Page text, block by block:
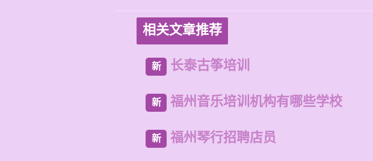
相关文章推荐
新 长泰古筝培训
新 福州音乐培训机构有哪些学校
新 福州琴行招聘店员